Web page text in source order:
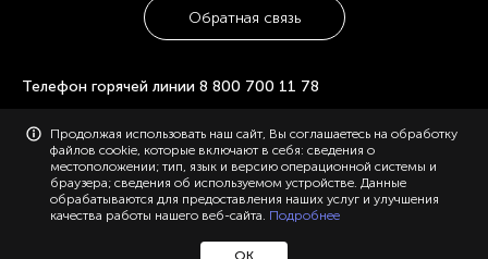
Обратная связь
Телефон горячей линии 8 800 700 11 78
© 2006-2026 «Polaris». Все права защищены. Использование
материалов с сайта polaris.ru возможно только с разрешения
администрации, с указанием активной ссылки на сайт.
Конфиденциальность
Карта сайта
Продолжая использовать наш сайт, Вы соглашаетесь на обработку
файлов cookie, которые включают в себя: сведения о
местоположении; тип, язык и версию операционной системы и
браузера; сведения об используемом устройстве. Данные
обрабатываются для предоставления наших услуг и улучшения
качества работы нашего веб-сайта. Подробнее
ОК